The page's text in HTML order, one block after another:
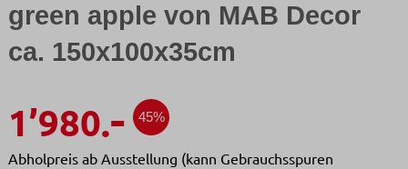
green apple von MAB Decor
ca. 150x100x35cm
1’980.- 45%
Abholpreis ab Ausstellung (kann Gebrauchsspuren